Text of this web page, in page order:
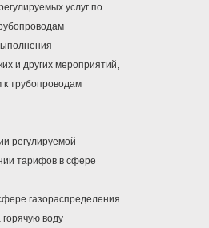
услуг по
и других мероприятий,
трубопроводам
регулируемой
тарифов в сфере
газораспределения
воду